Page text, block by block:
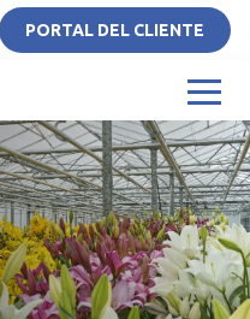
PORTAL DEL CLIENTE